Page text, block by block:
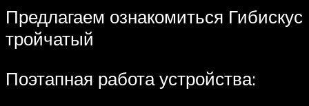
Предлагаем ознакомиться Гибискус
тройчатый
Поэтапная работа устройства: